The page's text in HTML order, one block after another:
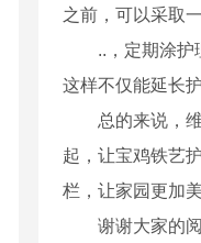
宝鸡铜门
之前，可以采取
..，定期涂护
这样不仅能延长
总的来说，
起，让宝鸡铁艺
栏，让家园更加美
谢谢大家的